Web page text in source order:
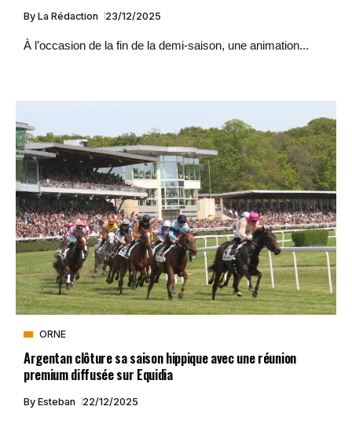
By La Rédaction 23/12/2025
À l’occasion de la fin de la demi-saison, une animation...
ORNE
Argentan clôture sa saison hippique avec une réunion
premium diffusée sur Equidia
By Esteban 22/12/2025